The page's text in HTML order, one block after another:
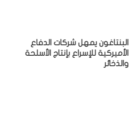
البنتاغون يمهل شركات الدفاع
الأميركية للإسراع بإنتاج الأسلحة
والذخائر